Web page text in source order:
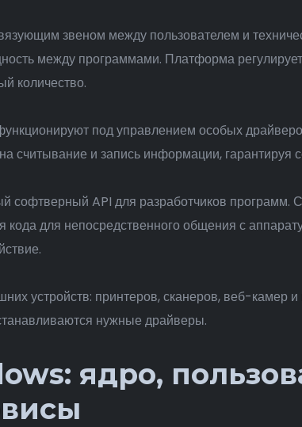
звеном между пользователем и
между программами. Платформа
количество.
под управлением особых
считывание и запись информации, гарантируя
софтверный API для разработчиков программ.
для непосредственного общения с
устройств: принтеров, сканеров, веб-камер
нужные драйверы.
ядро,